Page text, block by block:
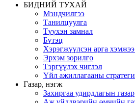
БИДНИЙ ТУХАЙ
Мэндчилгээ
Танилцуулга
Түүхэн замнал
Бүтэц
Хэрэгжүүлсэн арга
Эрхэм зорилго
Тэргүүлэх чиглэл
Үйл ажиллагааны
Газар, нэгж
Захиргаа удирдлагын газар